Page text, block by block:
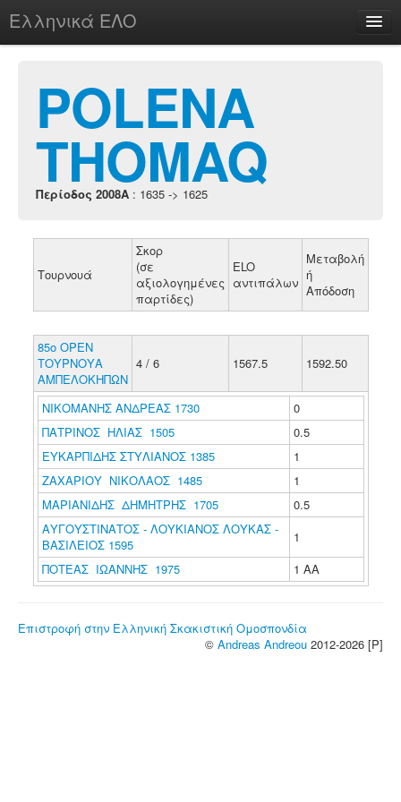
Ελληνικά ΕΛΟ
chesstu.be @ discord
Login
POLENA
THOMAQ
Περίοδος 2008A : 1635 -> 1625
Τουρνουά
Σκορ
(σε
αξιολογημένες
παρτίδες)
ELO
αντιπάλων
Μεταβολή
ή
Απόδοση
85ο ΟΡΕΝ
ΤΟΥΡΝΟΥΑ
ΑΜΠΕΛΟΚΗΠΩΝ
4 / 6 1567.5 1592.50
ΝΙΚΟΜΑΝΗΣ ΑΝΔΡΕΑΣ 1730
0
ΠΑΤΡΙΝΟΣ ΗΛΙΑΣ 1505
0.5
ΕΥΚΑΡΠΙΔΗΣ ΣΤΥΛΙΑΝΟΣ 1385
1
ΖΑΧΑΡΙΟΥ ΝΙΚΟΛΑΟΣ 1485
1
ΜΑΡΙΑΝΙΔΗΣ ΔΗΜΗΤΡΗΣ 1705
0.5
ΑΥΓΟΥΣΤΙΝΑΤΟΣ - ΛΟΥΚΙΑΝΟΣ ΛΟΥΚΑΣ -
ΒΑΣΙΛΕΙΟΣ 1595
1
ΠΟΤΕΑΣ ΙΩΑΝΝΗΣ 1975
1 ΑΑ
Επιστροφή στην Ελληνική Σκακιστική Ομοσπονδία
© Andreas Andreou 2012-2026 [P]